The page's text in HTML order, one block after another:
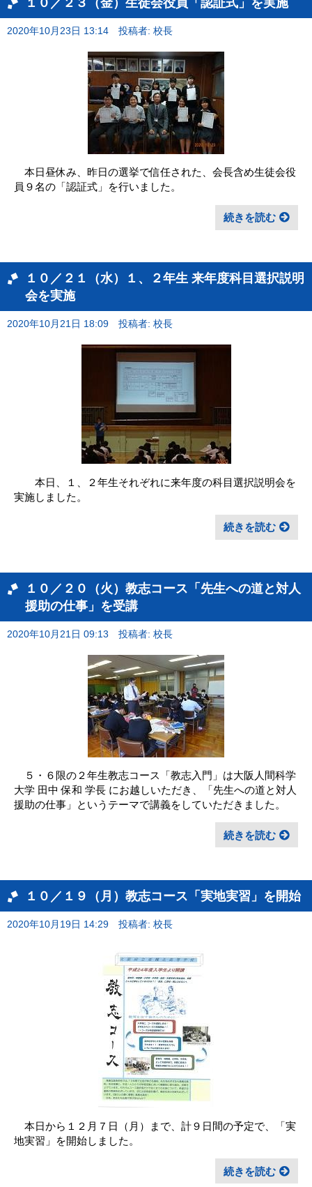
2020年10月23日 13:14 投稿者: 校長
本日昼休み、昨日の選挙で信任された、会長含め生徒会役
員９名の「認証式」を行いました。
続きを読む
１０／２１（水）１、２年生 来年度科目選択説明
会を実施
2020年10月21日 18:09 投稿者: 校長
本日、１、２年生それぞれに来年度の科目選択説明会を
実施しました。
続きを読む
１０／２０（火）教志コース「先生への道と対人
援助の仕事」を受講
2020年10月21日 09:13 投稿者: 校長
５・６限の２年生教志コース「教志入門」は大阪人間科学
大学 田中 保和 学長 にお越しいただき、「先生への道と対人
援助の仕事」というテーマで講義をしていただきました。
続きを読む
１０／１９（月）教志コース「実地実習」を開始
2020年10月19日 14:29 投稿者: 校長
本日から１２月７日（月）まで、計９日間の予定で、「実
地実習」を開始しました。
続きを読む